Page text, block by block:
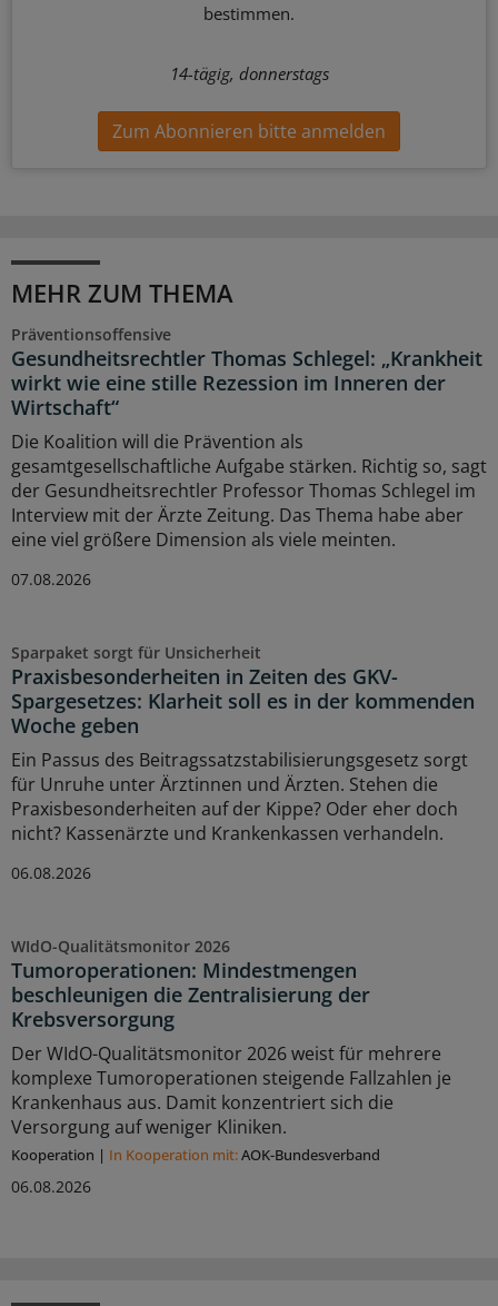
bestimmen.
14-tägig, donnerstags
Zum Abonnieren bitte anmelden
MEHR ZUM THEMA
Präventionsoffensive
Gesundheitsrechtler Thomas Schlegel: „Krankheit
wirkt wie eine stille Rezession im Inneren der
Wirtschaft“
Die Koalition will die Prävention als
gesamtgesellschaftliche Aufgabe stärken. Richtig so, sagt
der Gesundheitsrechtler Professor Thomas Schlegel im
Interview mit der Ärzte Zeitung. Das Thema habe aber
eine viel größere Dimension als viele meinten.
07.08.2026
Sparpaket sorgt für Unsicherheit
Praxisbesonderheiten in Zeiten des GKV-
Spargesetzes: Klarheit soll es in der kommenden
Woche geben
Ein Passus des Beitragssatzstabilisierungsgesetz sorgt
für Unruhe unter Ärztinnen und Ärzten. Stehen die
Praxisbesonderheiten auf der Kippe? Oder eher doch
nicht? Kassenärzte und Krankenkassen verhandeln.
06.08.2026
WIdO-Qualitätsmonitor 2026
Tumoroperationen: Mindestmengen
beschleunigen die Zentralisierung der
Krebsversorgung
Der WIdO-Qualitätsmonitor 2026 weist für mehrere
komplexe Tumoroperationen steigende Fallzahlen je
Krankenhaus aus. Damit konzentriert sich die
Versorgung auf weniger Kliniken.
Kooperation | In Kooperation mit:AOK-Bundesverband
06.08.2026